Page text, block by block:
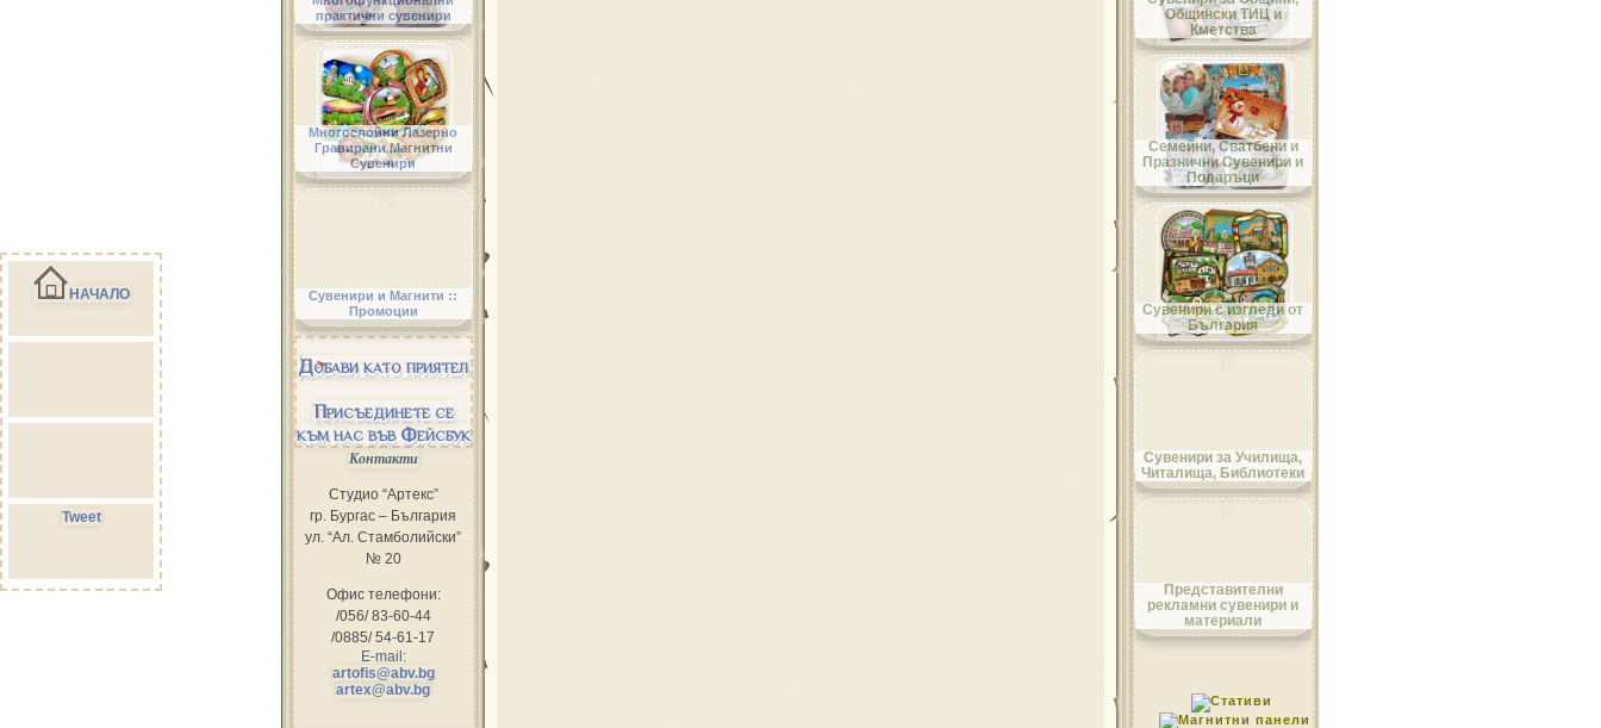
практични сувенири
Многослойни Лазерно
Гравирани Магнитни
Сувенири
Сувенири и Магнити ::
Промоции
Добави като приятел
Присъединете се
към нас във Фейсбук
Контакти
Студио “Артекс”
гр. Бургас – България
ул. “Ал. Стамболийски”
№ 20
Офис телефони:
/056/ 83-60-44
/0885/ 54-61-17
E-mail:
artofis@abv.bg
artex@abv.bg
Област Кърджали
Област Кюстендил
Област Пазарджик
Общински ТИЦ и
Кметства
Семейни, Сватбени и
Празнични Сувенири и
Подаръци
Сувенири с изгледи от
България
Сувенири за Училища,
Читалища, Библиотеки
Представителни
рекламни сувенири и
материали
НАЧАЛО
Tweet